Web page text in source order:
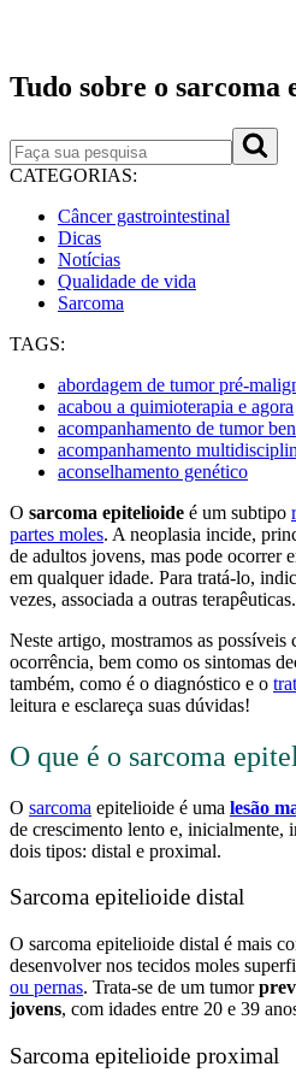
Tudo sobre o sarcoma
CATEGORIAS:
Câncer gastrointestinal
Dicas
Notícias
Qualidade de vida
Sarcoma
TAGS:
abordagem de tumor pré-
acabou a quimioterapia e agora
acompanhamento de tumor
acompanhamento
aconselhamento genético
O sarcoma epitelioide é um subtipo
partes moles. A neoplasia incide,
de adultos jovens, mas pode ocorrer
em qualquer idade. Para tratá-lo,
vezes, associada a outras terapêuticas.
Neste artigo, mostramos as possíveis
ocorrência, bem como os sintomas
também, como é o diagnóstico e o
leitura e esclareça suas dúvidas!
O que é o sarcoma
O sarcoma epitelioide é uma lesão
de crescimento lento e, inicialmente,
dois tipos: distal e proximal.
Sarcoma epitelioide distal
O sarcoma epitelioide distal é mais
desenvolver nos tecidos moles
ou pernas. Trata-se de um tumor
jovens, com idades entre 20 e 39
Sarcoma epitelioide proximal